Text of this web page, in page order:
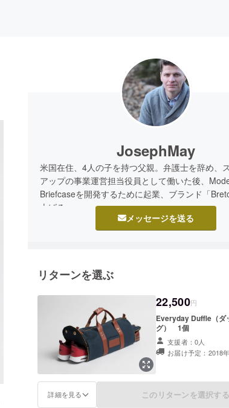
JosephMay
米国在住、4人の子を持つ父親。弁護士を辞め、
アップの事業運営担当役員として働いた後、
Briefcaseを開発するために起業、ブランド「
上げる。
メッセージを送る
リターンを選ぶ
22,500円
Everyday Duffle（ダ
グ） 1個
支援者：0人
お届け予定：2018
詳細を見る このリターンを選択する